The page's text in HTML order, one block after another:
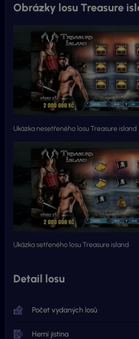
Obrázky losu Treasure
Ukázka nesetřeného losu Treasure island
Ukázka setřeného losu Treasure island
Detail losu
Počet vydaných losů
Herní jistina